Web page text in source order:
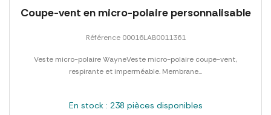
Coupe-vent en micro-polaire personnalisable
Référence 00016LAB0011361
Veste micro-polaire WayneVeste micro-polaire coupe-vent,
respirante et imperméable. Membrane...
En stock : 238 pièces disponibles